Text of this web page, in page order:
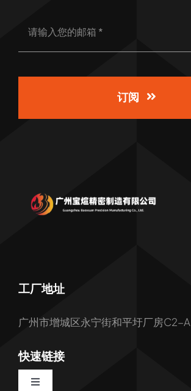
订阅
工厂地址
广州市增城区永宁街和平圩厂房C2-A
快速链接
Toggle